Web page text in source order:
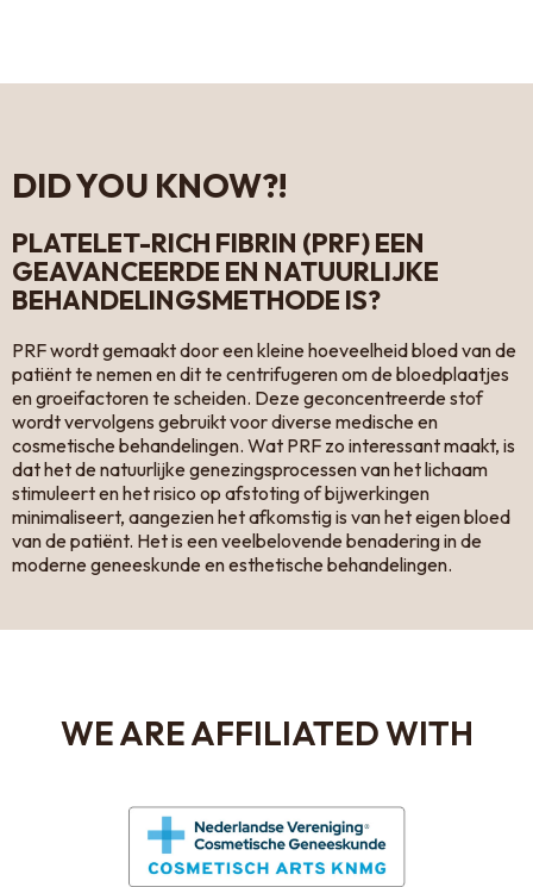
DID YOU KNOW?!
PLATELET-RICH FIBRIN (PRF) EEN
GEAVANCEERDE EN NATUURLIJKE
BEHANDELINGSMETHODE IS?
PRF wordt gemaakt door een kleine hoeveelheid bloed van de
patiënt te nemen en dit te centrifugeren om de bloedplaatjes
en groeifactoren te scheiden. Deze geconcentreerde stof
wordt vervolgens gebruikt voor diverse medische en
cosmetische behandelingen. Wat PRF zo interessant maakt, is
dat het de natuurlijke genezingsprocessen van het lichaam
stimuleert en het risico op afstoting of bijwerkingen
minimaliseert, aangezien het afkomstig is van het eigen bloed
van de patiënt. Het is een veelbelovende benadering in de
moderne geneeskunde en esthetische behandelingen.
WE ARE AFFILIATED WITH